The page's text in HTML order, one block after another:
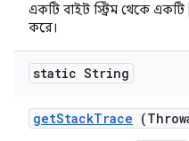
একটি বাইট স্ট্রিম থেকে একটি
করে।
static String
getStackTrace